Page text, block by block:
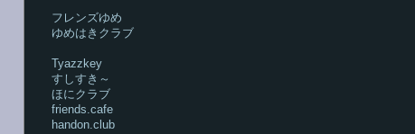
フレンズゆめ
ゆめはきクラブ
Tyazzkey
すしすき～
ほにクラブ
friends.cafe
handon.club